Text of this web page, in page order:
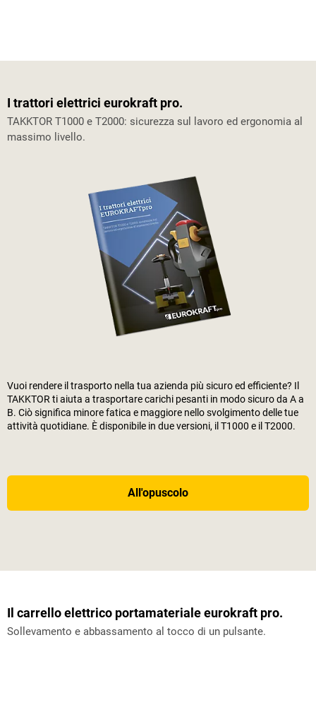
I trattori elettrici eurokraft pro.
TAKKTOR T1000 e T2000: sicurezza sul lavoro ed ergonomia al
massimo livello.
Vuoi rendere il trasporto nella tua azienda più sicuro ed efficiente? Il
TAKKTOR ti aiuta a trasportare carichi pesanti in modo sicuro da A a
B. Ciò significa minore fatica e maggiore nello svolgimento delle tue
attività quotidiane. È disponibile in due versioni, il T1000 e il T2000.
All'opuscolo
Il carrello elettrico portamateriale eurokraft pro.
Sollevamento e abbassamento al tocco di un pulsante.